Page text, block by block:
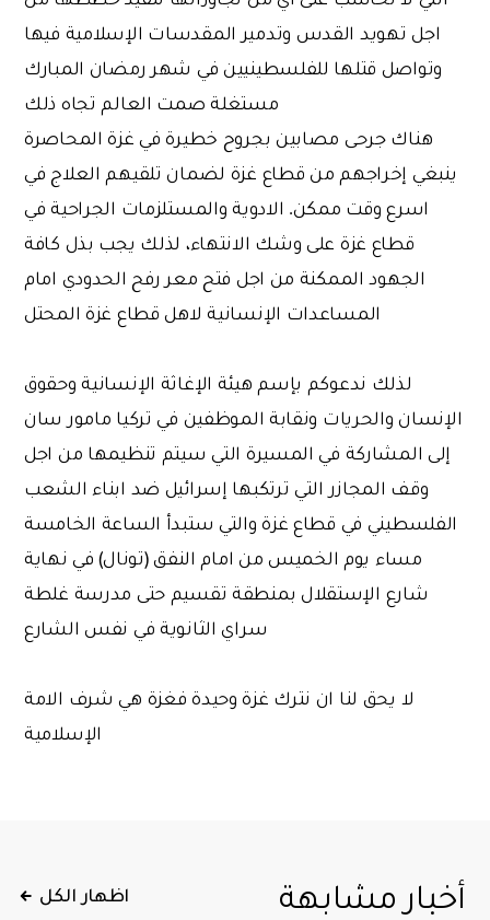
اجل تهويد القدس وتدمير المقدسات الإسلامية فيها
وتواصل قتلها للفلسطينيين في شهر رمضان المبارك
مستغلة صمت العالم تجاه ذلك
هناك جرحى مصابين بجروح خطيرة في غزة المحاصرة
ينبغي إخراجهم من قطاع غزة لضمان تلقيهم العلاج في
اسرع وقت ممكن. الادوية والمستلزمات الجراحية في
قطاع غزة على وشك الانتهاء، لذلك يجب بذل كافة
الجهود الممكنة من اجل فتح معر رفح الحدودي امام
المساعدات الإنسانية لاهل قطاع غزة المحتل
لذلك ندعوكم بإسم هيئة الإغاثة الإنسانية وحقوق
الإنسان والحريات ونقابة الموظفين في تركيا مامور سان
إلى المشاركة في المسيرة التي سيتم تنظيمها من اجل
وقف المجازر التي ترتكبها إسرائيل ضد ابناء الشعب
الفلسطيني في قطاع غزة والتي ستبدأ الساعة الخامسة
مساء يوم الخميس من امام النفق (تونال) في نهاية
شارع الإستقلال بمنطقة تقسيم حتى مدرسة غلطة
سراي الثانوية في نفس الشارع
لا يحق لنا ان نترك غزة وحيدة فغزة هي شرف الامة
الإسلامية
أخبار مشابهة اظهار الكل